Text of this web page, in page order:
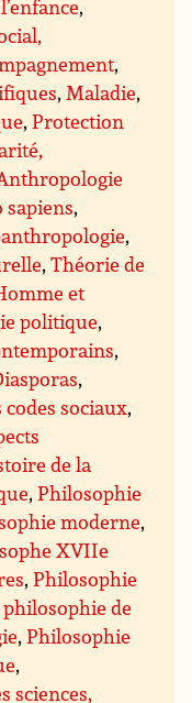
,
,
, Maladie,
,Protection
sapiens,
,
,Théorie de
et
politique,
,
,
codes sociaux,
de la
,Philosophie
moderne,
XVIIe
,Philosophie
de
,Philosophie
,
sciences,